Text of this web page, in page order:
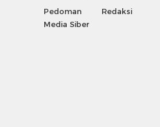
Pedoman
Media Siber
Redaksi